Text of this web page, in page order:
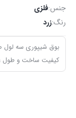
جنس:فلزی
رنگ:زرد
بوق شیپوری سه لول
کیفیت ساخت و طول